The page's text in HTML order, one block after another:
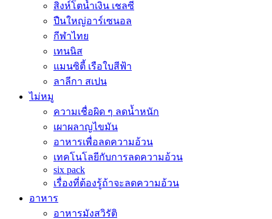
สิงห์โตน้ำเงิน เชลซี
ปืนใหญ่อาร์เซนอล
กีฬาไทย
เทนนิส
แมนซิตี้ เรือใบสีฟ้า
ลาลีกา สเปน
ไม่หมู
ความเชื่อผิด ๆ ลดน้ำหนัก
เผาผลาญไขมัน
อาหารเพื่อลดความอ้วน
เทคโนโลยีกับการลดความอ้วน
six pack
เรื่องที่ต้องรู้ถ้าจะลดความอ้วน
อาหาร
อาหารมังสวิรัติ